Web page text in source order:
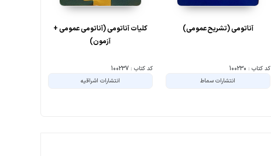
آناتومی (تشریح عمومی)
کد کتاب : 100230
انتشارات سماط
کلیات آناتومی (آناتومی عمومی +
آزمون)
کد کتاب : 100237
انتشارات اشراقیه